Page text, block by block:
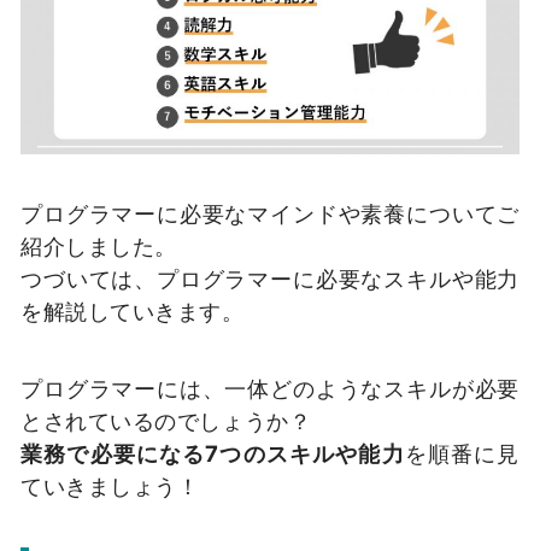
プログラマーに必要なマインドや素養についてご
紹介しました。
つづいては、プログラマーに必要なスキルや能力
を解説していきます。
プログラマーには、一体どのようなスキルが必要
とされているのでしょうか？
業務で必要になる7つのスキルや能力 を順番に見
ていきましょう！